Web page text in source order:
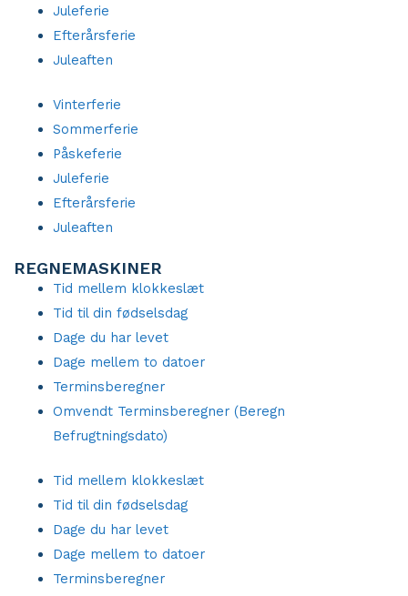
Juleferie
Efterårsferie
Juleaften
Vinterferie
Sommerferie
Påskeferie
Juleferie
Efterårsferie
Juleaften
REGNEMASKINER
Tid mellem klokkeslæt
Tid til din fødselsdag
Dage du har levet
Dage mellem to datoer
Terminsberegner
Omvendt Terminsberegner (Beregn
Befrugtningsdato)
Tid mellem klokkeslæt
Tid til din fødselsdag
Dage du har levet
Dage mellem to datoer
Terminsberegner